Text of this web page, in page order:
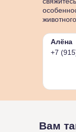
Алёна
+7
Вам